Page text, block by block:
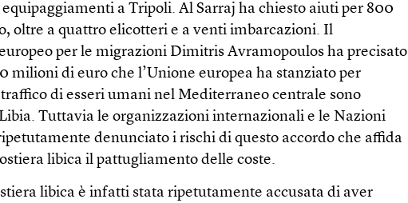
a Tripoli. Al Sarraj ha chiesto aiuti per 800
oltre a quattro elicotteri e a venti imbarcazioni. Il
per le migrazioni Dimitris Avramopoulos ha precisato
milioni di euro che l’Unione europea ha stanziato per
di esseri umani nel Mediterraneo centrale sono
Tuttavia le organizzazioni internazionali e le Nazioni
denunciato i rischi di questo accordo che affida
libica il pattugliamento delle coste.
libica è infatti stata ripetutamente accusata di aver